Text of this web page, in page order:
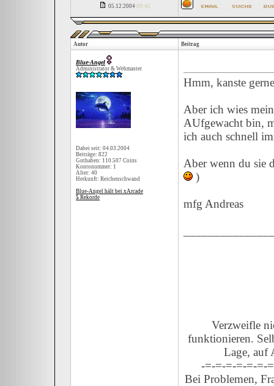
05.12.2004 09:45
Autor Beitrag
Blue-Angel
Administrator & Webmaster
Dabei seit: 04.03.2004
Beiträge: 822
Guthaben: 110.507 Coins
Kontonummer: 1
Alter: 40
Herkunft: Reichenschwand
Blue-Angel hält bei xArcade
5 Rekorde
Hmm, kanste
Aber ich wies
AUfgewacht bin,
ich auch schnell
Aber wenn du sie
)
mfg Andreas
Verzweifle
funktionieren.
Lage, auf
-=-=-=-=-=-=-
Bei Problemen,